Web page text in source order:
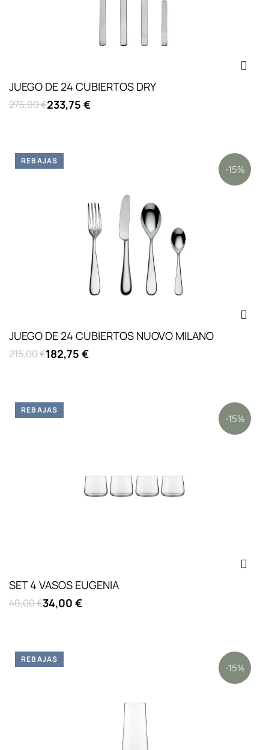
JUEGO DE 24 CUBIERTOS DRY
275,00 €233,75 €
JUEGO DE 24 CUBIERTOS NUOVO MILANO
215,00 €182,75 €
-15%
REBAJAS
SET 4 VASOS EUGENIA
40,00 €34,00 €
-15%
REBAJAS
-15%
REBAJAS